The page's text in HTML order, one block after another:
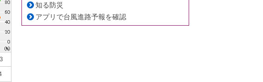
知る防災
アプリで台風進路予報を確認